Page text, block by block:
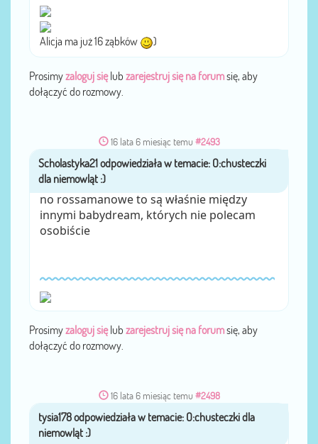
Alicja ma już 16 ząbków )
Prosimyzaloguj sięlub zarejestruj się na forumsię, aby
dołączyć do rozmowy.
16 lata 6 miesiąc temu #2493
przezScholastyka21
no rossamanowe to są właśnie między
innymi babydream, których nie polecam
osobiście
Prosimyzaloguj sięlub zarejestruj się na forumsię, aby
dołączyć do rozmowy.
16 lata 6 miesiąc temu #2498
przez tysia178